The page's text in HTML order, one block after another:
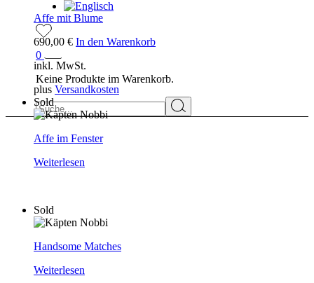
0
Keine Produkte im Warenkorb.
Suchen
Affe mit Blume
690,00 € In den Warenkorb
inkl. MwSt.
plus Versandkosten
Sold
Affe im Fenster
Weiterlesen
Sold
Handsome Matches
Weiterlesen